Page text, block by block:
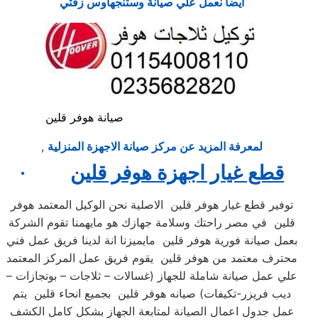
صيانة هوفر قلين
, لمعرفة المزيد عن مركز صيانة الاجهزة المنزلية
· قطع غيار اجهزة هوفر قلين
توفير قطع غيار هوفر قلين الاصلية نحن الوكيل المعتمد هوفر
قلين في مصر راحتك وسلامة جهازك هو مايهمنا تقوم الشركة
بعمل صيانة فورية هوفر قلين مايميزنا انة لدينا فريق عمل فني
محترف معتمد من هوفر قلين يقوم فريق عمل المركز المعتمد
علي عمل صيانة شاملة للجهاز (غسالات – ثلاجات – بوتجازات –
ديب فريزر-تكيفات) صيانه هوفر قلين بجميع انحاء قلين يتم
عمل جدول اعمال الصيانة لمتابعة الجهاز بشكل كامل الكشف